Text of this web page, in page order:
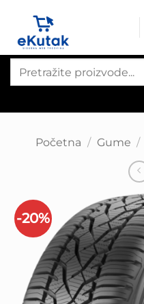
content
search
Početna / Gume /
-20%